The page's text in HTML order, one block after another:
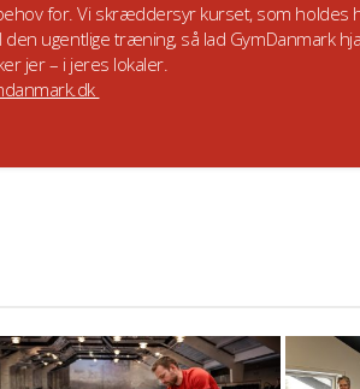
for. Vi skræddersyr kurset, som holdes
ugentlige træning, så lad GymDanmark
jer – i jeres lokaler.